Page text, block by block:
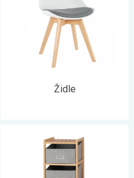
Židle